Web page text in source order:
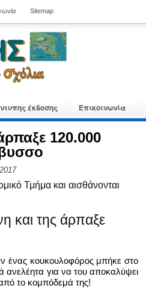
Sitemap
έκδοσης Επικοινωνία
120.000
Τμήμα και αισθάνονται
ένας κουκουλοφόρος μπήκε στο
ανελέητα για να του αποκαλύψει
το κομπόδεμά της!